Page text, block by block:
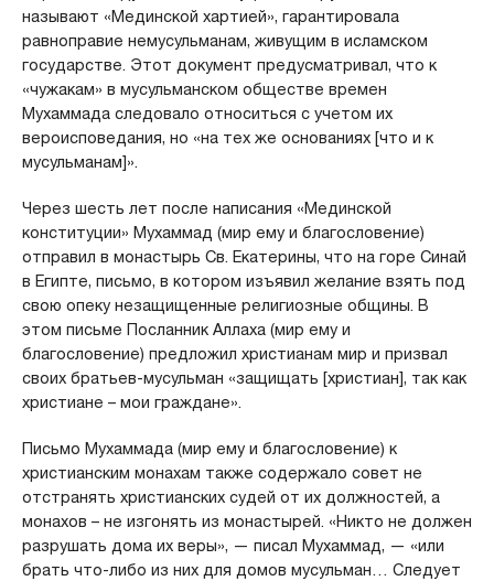
называют «Мединской хартией», гарантировала
равноправие немусульманам, живущим в исламском
государстве. Этот документ предусматривал, что к
«чужакам» в мусульманском обществе времен
Мухаммада следовало относиться с учетом их
вероисповедания, но «на тех же основаниях [что и к
мусульманам]».
Через шесть лет после написания «Мединской
конституции» Мухаммад (мир ему и благословение)
отправил в монастырь Св. Екатерины, что на горе Синай
в Египте, письмо, в котором изъявил желание взять под
свою опеку незащищенные религиозные общины. В
этом письме Посланник Аллаха (мир ему и
благословение) предложил христианам мир и призвал
своих братьев-мусульман «защищать [христиан], так как
христиане – мои граждане».
Письмо Мухаммада (мир ему и благословение) к
христианским монахам также содержало совет не
отстранять христианских судей от их должностей, а
монахов – не изгонять из монастырей. «Никто не должен
разрушать дома их веры», — писал Мухаммад, — «или
брать что-либо из них для домов мусульман… Следует